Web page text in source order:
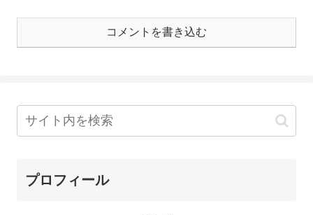
コメントを書き込む
プロフィール